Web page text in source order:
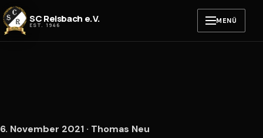
Zum Inhalt springen
SC Reisbach e.V.
EST. 1946 MENÜ
6. November 2021 · Thomas Neu